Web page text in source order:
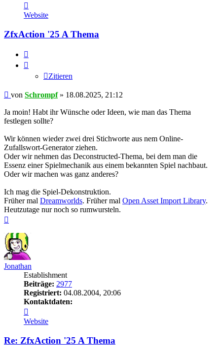
von
Schrompf
Website
ZfxAction '25 A Thema
Zitieren
Beitrag
von Schrompf» 18.08.2025, 21:12
Ja moin! Habt ihr Wünsche oder Ideen, wie man das Thema
festlegen sollte?
Wir können wieder zwei drei Stichworte aus nem Online-
Zufallswort-Generator ziehen.
Oder wir nehmen das Deconstructed-Thema, bei dem man die
Essenz einer Spielmechanik aus einem bekannten Spiel nachbaut.
Oder wir machen was ganz anderes?
Ich mag die Spiel-Dekonstruktion.
Früher mal Dreamworlds. Früher mal Open Asset Import Library.
Heutzutage nur noch so rumwursteln.
Jonathan
Establishment
Beiträge: 2977
Registriert: 04.08.2004, 20:06
Kontaktdaten:
von
Jonathan
Website
Re: ZfxAction '25 A Thema